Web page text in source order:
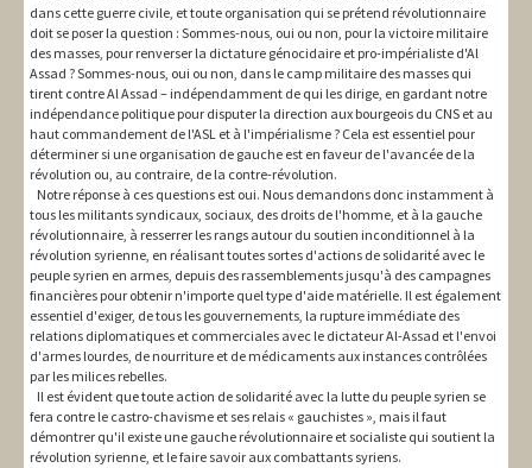
dans cette guerre civile, et toute organisation qui se prétend révolutionnaire
doit se poser la question : Sommes-nous, oui ou non, pour la victoire militaire
des masses, pour renverser la dictature génocidaire et pro-impérialiste d'Al
Assad ? Sommes-nous, oui ou non, dans le camp militaire des masses qui
tirent contre Al Assad – indépendamment de qui les dirige, en gardant notre
indépendance politique pour disputer la direction aux bourgeois du CNS et au
haut commandement de l'ASL et à l'impérialisme ? Cela est essentiel pour
déterminer si une organisation de gauche est en faveur de l'avancée de la
révolution ou, au contraire, de la contre-révolution.
Notre réponse à ces questions est oui. Nous demandons donc instamment à
tous les militants syndicaux, sociaux, des droits de l'homme, et à la gauche
révolutionnaire, à resserrer les rangs autour du soutien inconditionnel à la
révolution syrienne, en réalisant toutes sortes d'actions de solidarité avec le
peuple syrien en armes, depuis des rassemblements jusqu'à des campagnes
financières pour obtenir n'importe quel type d'aide matérielle. Il est également
essentiel d'exiger, de tous les gouvernements, la rupture immédiate des
relations diplomatiques et commerciales avec le dictateur Al-Assad et l'envoi
d'armes lourdes, de nourriture et de médicaments aux instances contrôlées
par les milices rebelles.
Il est évident que toute action de solidarité avec la lutte du peuple syrien se
fera contre le castro-chavisme et ses relais « gauchistes », mais il faut
démontrer qu'il existe une gauche révolutionnaire et socialiste qui soutient la
révolution syrienne, et le faire savoir aux combattants syriens.